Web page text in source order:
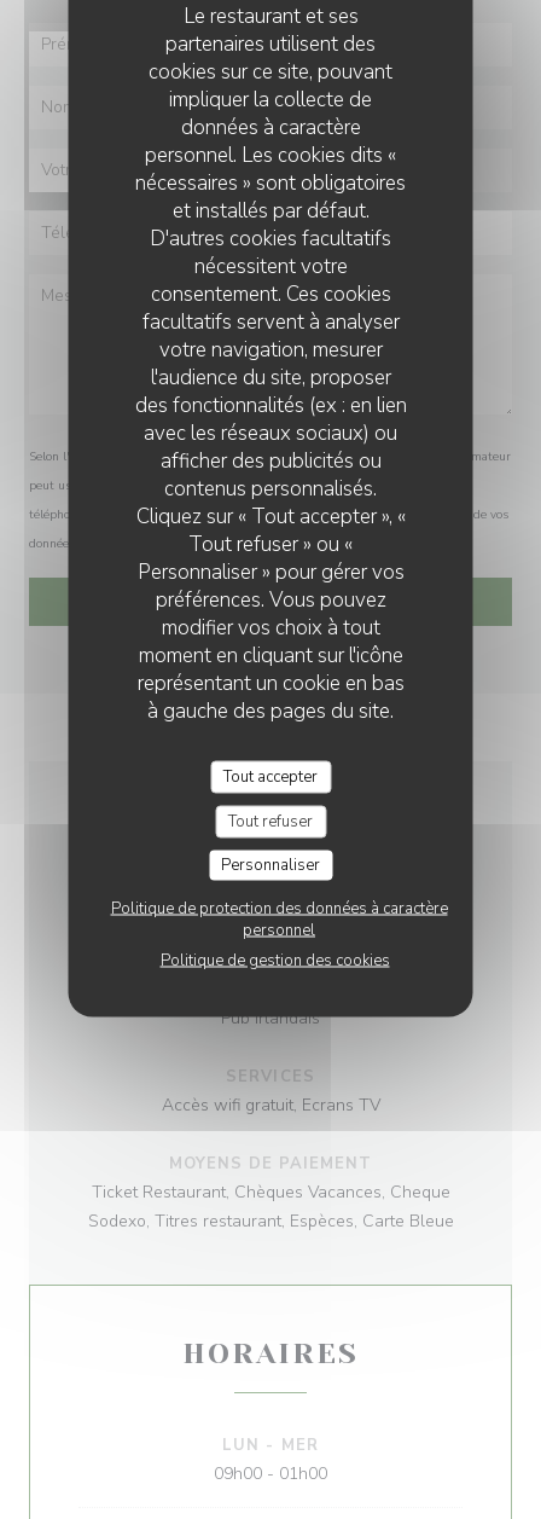
Le restaurant et ses
partenaires utilisent des
cookies sur ce site, pouvant
impliquer la collecte de
données à caractère
personnel. Les cookies dits «
nécessaires » sont obligatoires
et installés par défaut.
D'autres cookies facultatifs
nécessitent votre
consentement. Ces cookies
facultatifs servent à analyser
votre navigation, mesurer
l'audience du site, proposer
des fonctionnalités (ex : en lien
avec les réseaux sociaux) ou
afficher des publicités ou
contenus personnalisés.
Cliquez sur « Tout accepter », «
Tout refuser » ou «
Personnaliser » pour gérer vos
préférences. Vous pouvez
modifier vos choix à tout
moment en cliquant sur l'icône
représentant un cookie en bas
à gauche des pages du site.
Tout accepter
Tout refuser
Personnaliser
Politique de protection des données à caractère
personnel
Politique de gestion des cookies
Selon l'article L.223-2 du code de la consommation, il est rappelé que le consommateur
peut user de son droit à s'inscrire sur la liste d'opposition au démarchage
téléphonique Bloctel : bloctel.gouv.fr. Pour plus d'informations sur le traitement de vos
données, consultez notre
politique de confidentialité .
INFOS PRATIQUES
CUISINE
Spécialités irlandaises, Burger
Pub Irlandais
SERVICES
Accès wifi gratuit, Ecrans TV
MOYENS DE PAIEMENT
Ticket Restaurant, Chèques Vacances, Cheque
Sodexo, Titres restaurant, Espèces, Carte Bleue
HORAIRES
LUN - MER
09h00 - 01h00